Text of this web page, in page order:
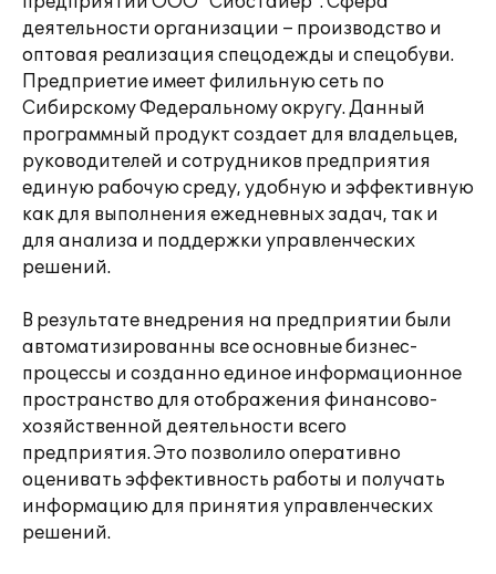
деятельности организации – производство и
оптовая реализация спецодежды и спецобуви.
Предприетие имеет филильную сеть по
Сибирскому Федеральному округу. Данный
программный продукт создает для владельцев,
руководителей и сотрудников предприятия
единую рабочую среду, удобную и эффективную
как для выполнения ежедневных задач, так и
для анализа и поддержки управленческих
решений.
В результате внедрения на предприятии были
автоматизированны все основные бизнес-
процессы и созданно единое информационное
пространство для отображения финансово-
хозяйственной деятельности всего
предприятия. Это позволило оперативно
оценивать эффективность работы и получать
информацию для принятия управленческих
решений.